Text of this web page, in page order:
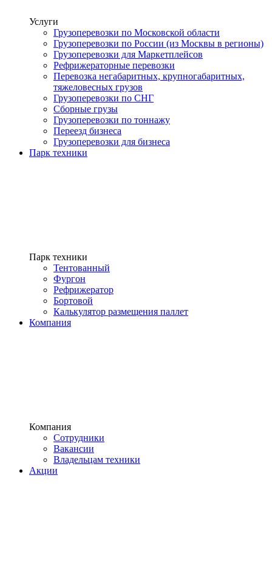
Услуги
Грузоперевозки по Московской области
Грузоперевозки по России (из Москвы в регионы)
Грузоперевозки для Маркетплейсов
Рефрижераторные перевозки
Перевозка негабаритных, крупногабаритных,
тяжеловесных грузов
Грузоперевозки по СНГ
Сборные грузы
Грузоперевозки по тоннажу
Переезд бизнеса
Грузоперевозки для бизнеса
Парк техники
Парк техники
Тентованный
Фургон
Рефрижератор
Бортовой
Калькулятор размещения паллет
Компания
Компания
Сотрудники
Вакансии
Владельцам техники
Акции